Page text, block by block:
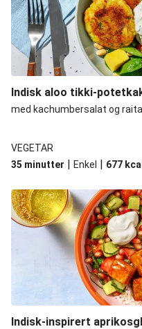
Indisk aloo tikki-
med kachumbersalat og raita
VEGETAR
35 minutter | Enkel | 677 kcal
Indisk-inspirert